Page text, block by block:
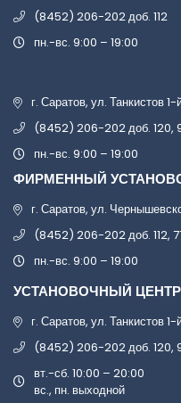
(8452) 206-202 доб. 112
пн.-вс. 9:00 – 19:00
г. Саратов, ул. Танкистов
(8452) 206-202 доб. 120,
пн.-вс. 9:00 – 19:00
ФИРМЕННЫЙ
г. Саратов, ул.
(8452) 206-202 доб. 112,
пн.-вс. 9:00 – 19:00
УСТАНОВОЧНЫЙ ЦЕНТР
г. Саратов, ул. Танкистов
(8452) 206-202 доб. 120,
вт.-сб. 10:00 – 20:00
вс., пн. выходной